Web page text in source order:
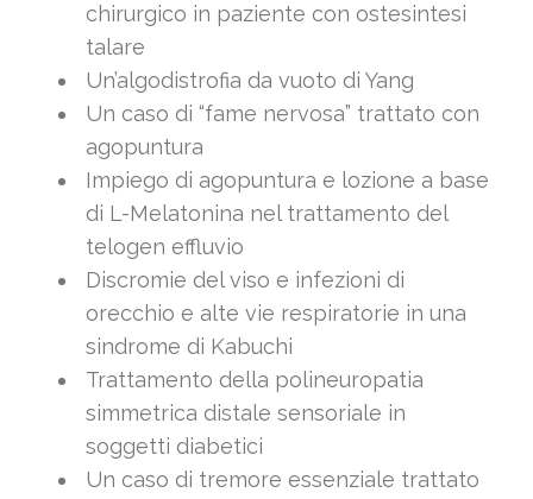
chirurgico in paziente con ostesintesi
talare
Un’algodistrofia da vuoto di Yang
Un caso di “fame nervosa” trattato con
agopuntura
Impiego di agopuntura e lozione a base
di L-Melatonina nel trattamento del
telogen effluvio
Discromie del viso e infezioni di
orecchio e alte vie respiratorie in una
sindrome di Kabuchi
Trattamento della polineuropatia
simmetrica distale sensoriale in
soggetti diabetici
Un caso di tremore essenziale trattato